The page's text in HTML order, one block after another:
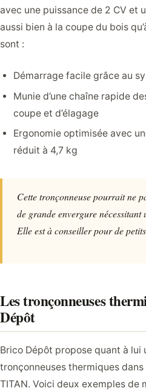
avec une puissance de 2 CV et
aussi bien à la coupe du bois
sont :
Démarrage facile grâce au
Munie d’une chaîne rapide
coupe et d’élagage
Ergonomie optimisée avec
réduit à 4,7 kg
Cette tronçonneuse pourrait ne
de grande envergure nécessitant
Elle est à conseiller pour de
Les tronçonneuses
Dépôt
Brico Dépôt propose quant à lui
tronçonneuses thermiques
TITAN. Voici deux exemples de